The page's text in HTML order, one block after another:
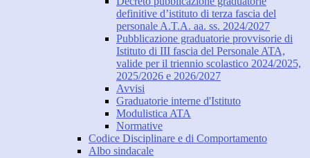
definitive d’istituto di terza fascia del
personale A.T.A. aa. ss. 2024/2027
Pubblicazione graduatorie provvisorie di
Istituto di III fascia del Personale ATA,
valide per il triennio scolastico 2024/2025,
2025/2026 e 2026/2027
Avvisi
Graduatorie interne d'Istituto
Modulistica ATA
Normative
Codice Disciplinare e di Comportamento
Albo sindacale